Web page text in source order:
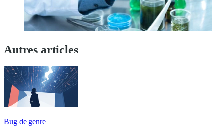
Autres articles
Bug de genre